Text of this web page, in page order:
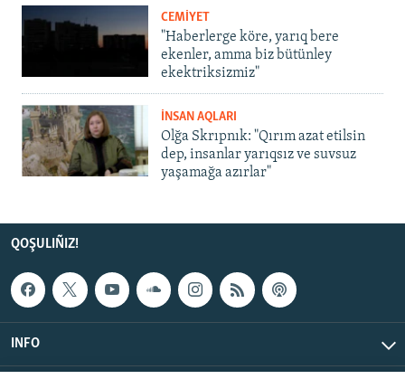
CEMİYET
"Haberlerge köre, yarıq bere
ekenler, amma biz bütünley
ekektriksizmiz"
İNSAN AQLARI
Olğa Skrıpnık: "Qırım azat etilsin
dep, insanlar yarıqsız ve suvsuz
yaşamağa azırlar"
QOŞULIÑIZ!
INFO